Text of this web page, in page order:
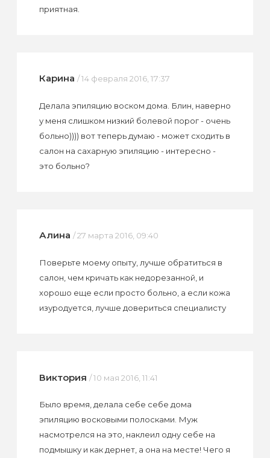
приятная.
Карина / 14 февраля 2016, 17:37
Делала эпиляцию воском дома. Блин, наверно
у меня слишком низкий болевой порог - очень
больно)))) вот теперь думаю - может сходить в
салон на сахарную эпиляцию - интересно -
это больно?
Алина / 27 марта 2016, 09:40
Поверьте моему опыту, лучше обратиться в
салон, чем кричать как недорезанной, и
хорошо еще если просто больно, а если кожа
изуродуется, лучше довериться специалисту
Виктория / 10 мая 2016, 11:41
Было время, делала себе себе дома
эпиляцию восковыми полосками. Муж
насмотрелся на это, наклеил одну себе на
подмышку и как дернет, а она на месте! Чего я